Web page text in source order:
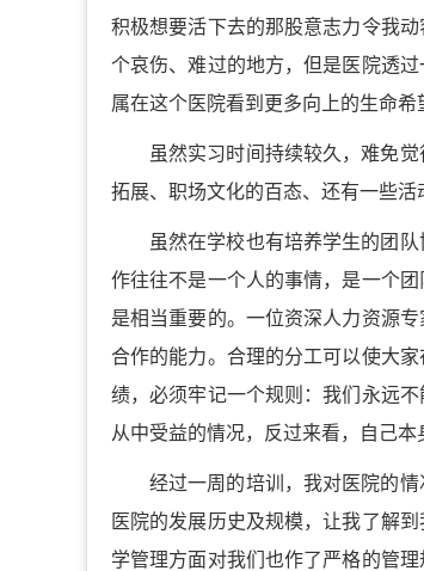
积极想要活下去的那股意志力令我
个哀伤、难过的地方，但是医院透
属在这个医院看到更多向上的生命希
虽然实习时间持续较久，难免
拓展、职场文化的百态、还有一些
虽然在学校也有培养学生的团
作往往不是一个人的事情，是一个
是相当重要的。一位资深人力资源
合作的能力。合理的分工可以使大
绩，必须牢记一个规则：我们永远
从中受益的情况，反过来看，自己
经过一周的培训，我对医院的
医院的发展历史及规模，让我了解
学管理方面对我们也作了严格的管